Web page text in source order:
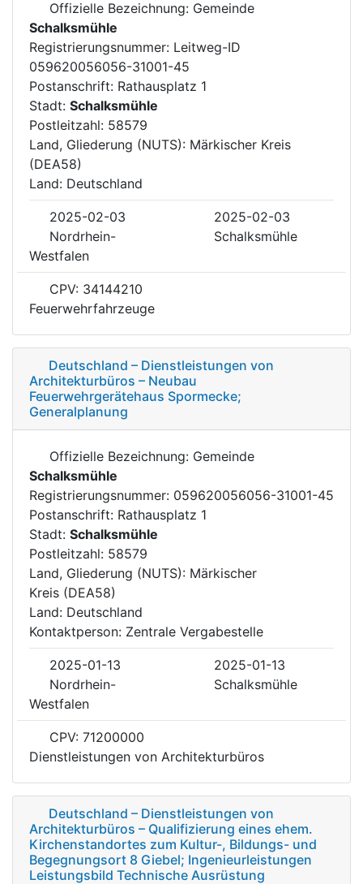
Offizielle Bezeichnung: Gemeinde
Schalksmühle
Registrierungsnummer: Leitweg-ID
059620056056-31001-45
Postanschrift: Rathausplatz 1
Stadt: Schalksmühle
Postleitzahl: 58579
Land, Gliederung (NUTS): Märkischer Kreis
(DEA58)
Land: Deutschland
2025-02-03
2025-02-03
Nordrhein-
Westfalen
Schalksmühle
CPV: 34144210
Feuerwehrfahrzeuge
Deutschland – Dienstleistungen von
Architekturbüros – Neubau
Feuerwehrgerätehaus Spormecke;
Generalplanung
Offizielle Bezeichnung: Gemeinde
Schalksmühle
Registrierungsnummer: 059620056056-31001-45
Postanschrift: Rathausplatz 1
Stadt: Schalksmühle
Postleitzahl: 58579
Land, Gliederung (NUTS): Märkischer
Kreis (DEA58)
Land: Deutschland
Kontaktperson: Zentrale Vergabestelle
2025-01-13
2025-01-13
Nordrhein-
Westfalen
Schalksmühle
CPV: 71200000
Dienstleistungen von Architekturbüros
Deutschland – Dienstleistungen von
Architekturbüros – Qualifizierung eines ehem.
Kirchenstandortes zum Kultur-, Bildungs- und
Begegnungsort 8 Giebel; Ingenieurleistungen
Leistungsbild Technische Ausrüstung